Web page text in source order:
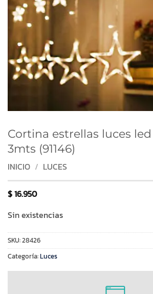
Cortina estrellas luces
3mts (91146)
INICIO / LUCES
$16.950
Sin existencias
SKU:28426
Categoría:Luces